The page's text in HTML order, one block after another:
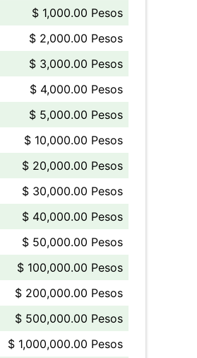
$ 1,000.00 Pesos
$ 2,000.00 Pesos
$ 3,000.00 Pesos
$ 4,000.00 Pesos
$ 5,000.00 Pesos
$ 10,000.00 Pesos
$ 20,000.00 Pesos
$ 30,000.00 Pesos
$ 40,000.00 Pesos
$ 50,000.00 Pesos
$ 100,000.00 Pesos
$ 200,000.00 Pesos
$ 500,000.00 Pesos
$ 1,000,000.00 Pesos